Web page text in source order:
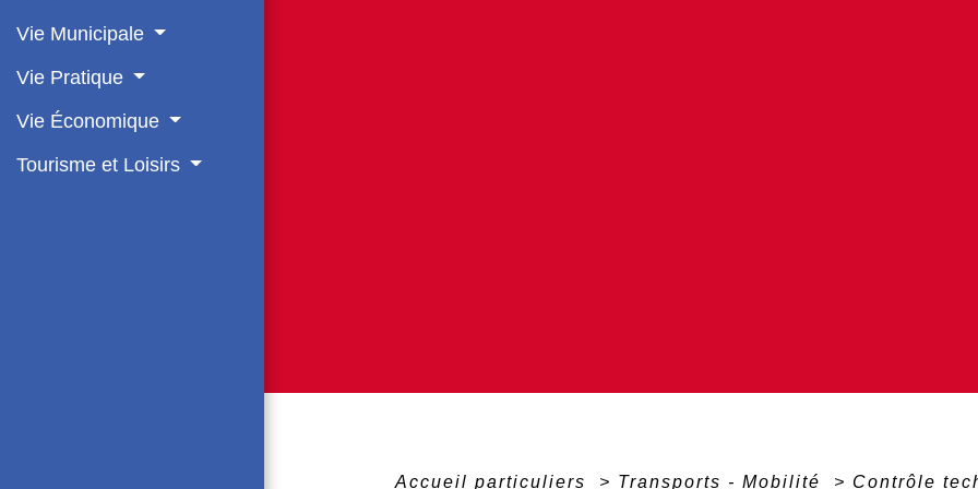
Vie Municipale
Vie Pratique
Vie Économique
Tourisme et Loisirs
Accueil particuliers > Transports - Mobilité > Contrôle